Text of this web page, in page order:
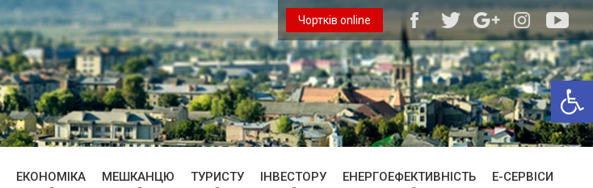
Чортків online
ЕКОНОМІКА МЕШКАНЦЮ ТУРИСТУ ІНВЕСТОРУ ЕНЕРГОЕФЕКТИВНІСТЬ Е-СЕРВІСИ